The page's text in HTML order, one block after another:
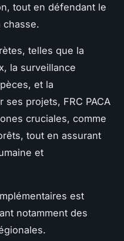
tout en défendant le
chasse.
telles que la
la surveillance
et la
projets, FRC PACA
cruciales, comme
tout en assurant
et
est
notamment des